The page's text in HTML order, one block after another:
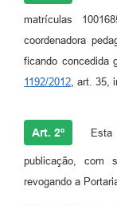
matrículas
coordenadora
ficando concedida
1192/2012, art. 35,
Art. 2º Esta
publicação, com
revogando a